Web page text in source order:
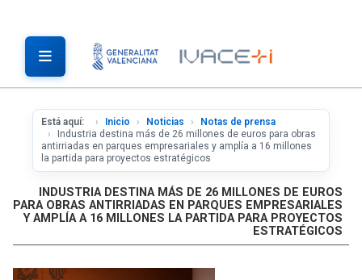
Está aquí: Inicio Noticias
Notas de prensa
Industria destina más de 26 millones de euros para obras
antirriadas en parques empresariales y amplía a 16 millones
la partida para proyectos estratégicos
INDUSTRIA DESTINA MÁS DE 26 MILLONES DE EUROS
PARA OBRAS ANTIRRIADAS EN PARQUES EMPRESARIALES
Y AMPLÍA A 16 MILLONES LA PARTIDA PARA PROYECTOS
ESTRATÉGICOS